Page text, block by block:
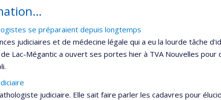
se préparaient depuis longtemps
judiciaires et de médecine légale qui a eu la lourde tâche
Lac-Mégantic a ouvert ses portes hier à TVA Nouvelles pour
judiciaire. Elle sait faire parler les cadavres pour